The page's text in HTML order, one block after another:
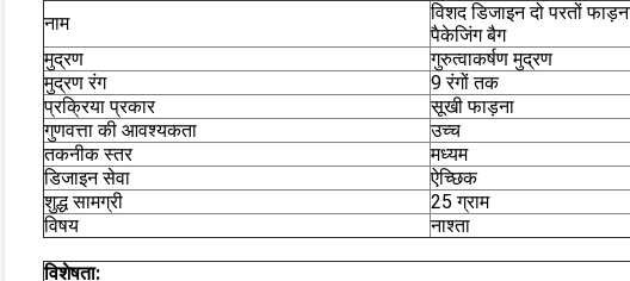
नाम
विशद डिजाइन दो परतों
पैकेजिंग बैग
मुद्रण
गुरुत्वाकर्षण मुद्रण
मुद्रण रंग
9 रंगों तक
प्रक्रिया प्रकार
सूखी फाड़ना
गुणवत्ता की आवश्यकता
उच्च
तकनीक स्तर
मध्यम
डिजाइन सेवा
ऐच्छिक
शुद्ध सामग्री
25 ग्राम
विषय
नाश्ता
विशेषता: